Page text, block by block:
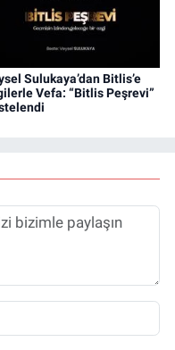
Sulukaya’dan Bitlis’e
Vefa: “Bitlis Peşrevi”